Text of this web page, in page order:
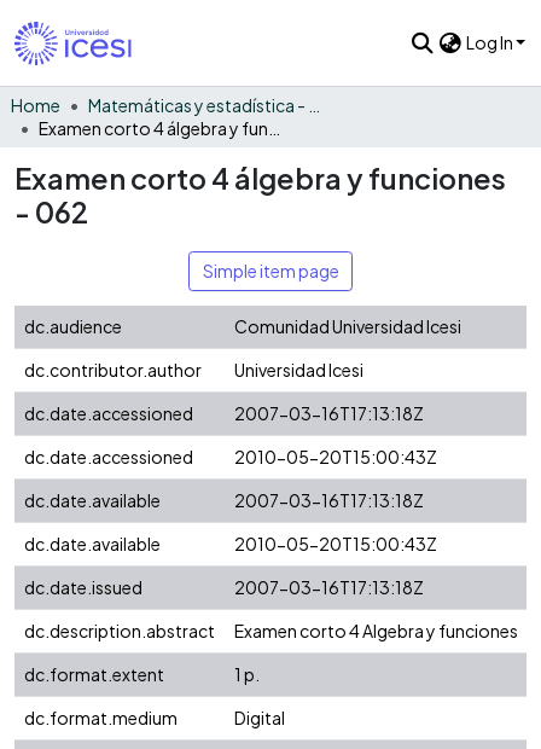
Log In
Home
Examen corto 4 álgebra y funciones
- 062
Simple item page
dc.audience
Comunidad Universidad Icesi
dc.contributor.author
Universidad Icesi
dc.date.accessioned
2007-03-16T17:13:18Z
dc.date.accessioned
2010-05-20T15:00:43Z
dc.date.available
2007-03-16T17:13:18Z
dc.date.available
2010-05-20T15:00:43Z
dc.date.issued
2007-03-16T17:13:18Z
dc.description.abstract
Examen corto 4 Algebra y funciones
dc.format.extent
1 p.
dc.format.medium
Digital